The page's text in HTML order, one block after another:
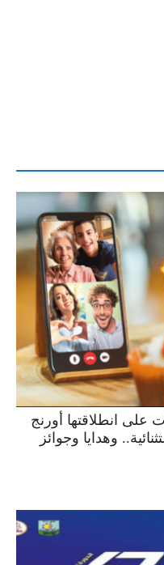
بمرور 10 سنوات على انطلاقتها أورنج
وهدايا وجوائز